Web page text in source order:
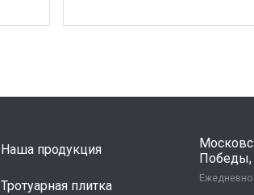
Наша продукция
Тротуарная плитка
Победы,
Ежедневно